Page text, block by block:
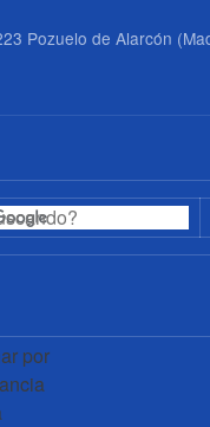
Pozuelo de Alarcón
por